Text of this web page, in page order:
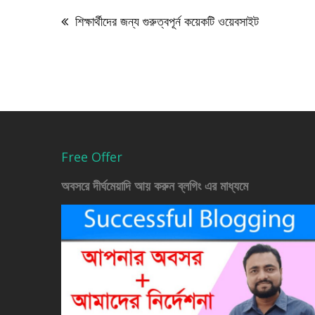
navigation
শিক্ষার্থীদের জন্য গুরুত্বপূর্ন কয়েকটি ওয়েবসাইট
Free Offer
অবসরে দীর্ঘমেয়াদি আয় করুন ব্লগিং এর মাধ্যমে